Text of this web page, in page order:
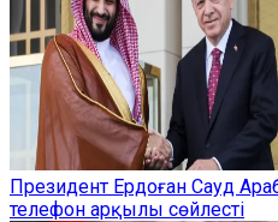
Президент Ердоған Сауд
телефон арқылы сөйлесті